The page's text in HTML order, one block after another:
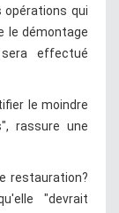
opérations qui
le démontage
effectué
le moindre
rassure une
restauration?
"devrait